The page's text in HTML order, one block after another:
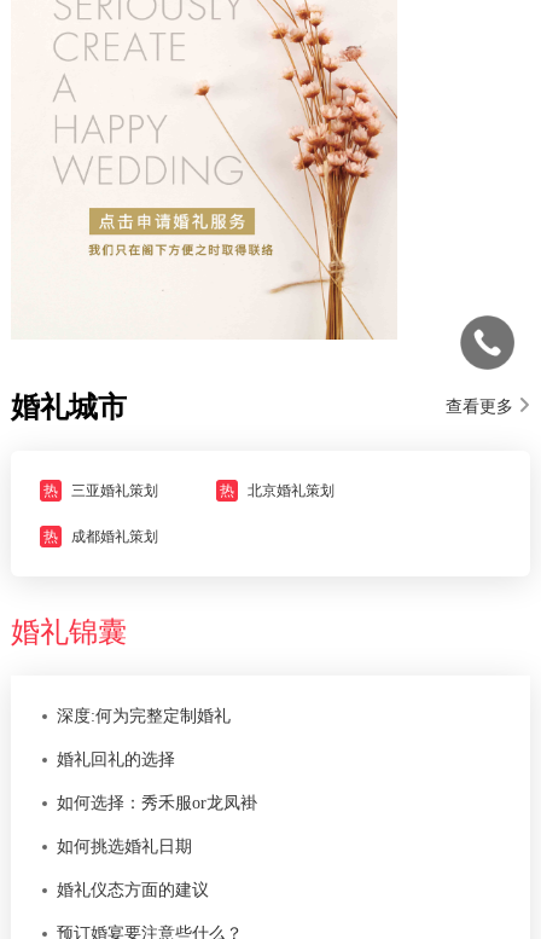
婚礼城市 查看更多
热 三亚婚礼策划 热 北京婚礼策划
热 成都婚礼策划
婚礼锦囊
深度:何为完整定制婚礼
婚礼回礼的选择
如何选择：秀禾服or龙凤褂
如何挑选婚礼日期
婚礼仪态方面的建议
预订婚宴要注意些什么？